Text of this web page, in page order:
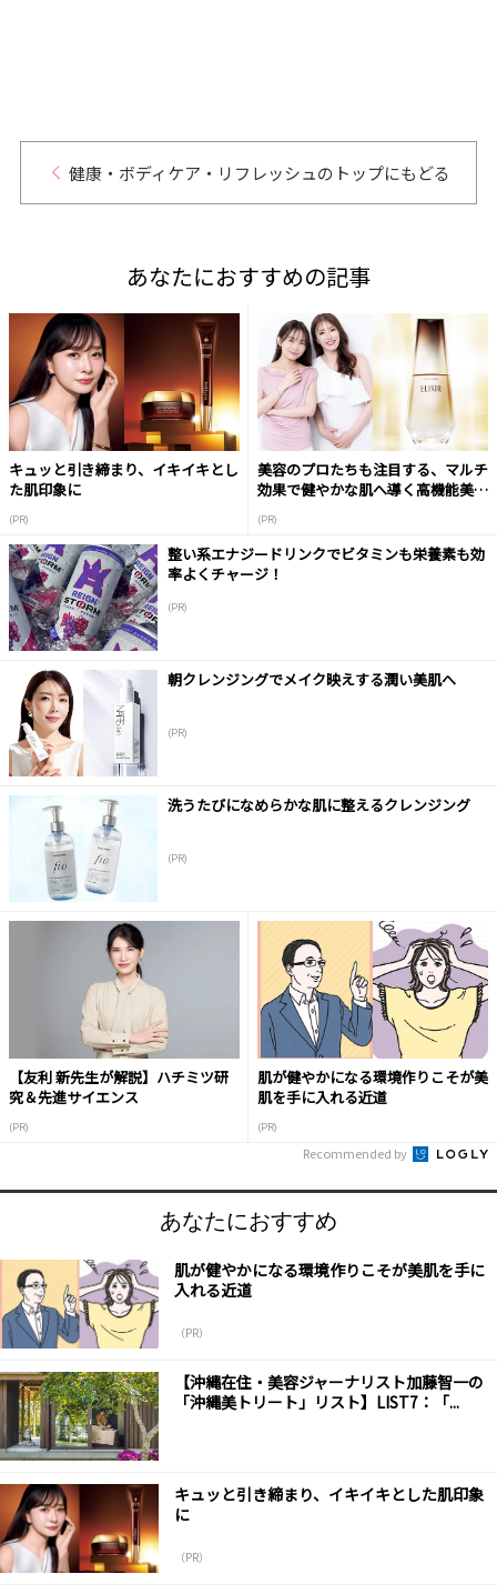
健康・ボディケア・リフレッシュのトップにもどる
あなたにおすすめの記事
キュッと引き締まり、イキイキとし
た肌印象に
(PR)
美容のプロたちも注目する、マルチ
効果で健やかな肌へ導く高機能美容
(PR)
整い系エナジードリンクでビタミンも栄養素も効
率よくチャージ！
(PR)
朝クレンジングでメイク映えする潤い美肌へ
(PR)
洗うたびになめらかな肌に整えるクレンジング
(PR)
【友利 新先生が解説】ハチミツ研
究＆先進サイエンス
(PR)
肌が健やかになる環境作りこそが美
肌を手に入れる近道
(PR)
Recommended by
あなたにおすすめ
肌が健やかになる環境作りこそが美肌を手に
入れる近道
（PR）
【沖縄在住・美容ジャーナリスト加藤智一の
「沖縄美トリート」リスト】LIST7：「...
キュッと引き締まり、イキイキとした肌印象
に
（PR）